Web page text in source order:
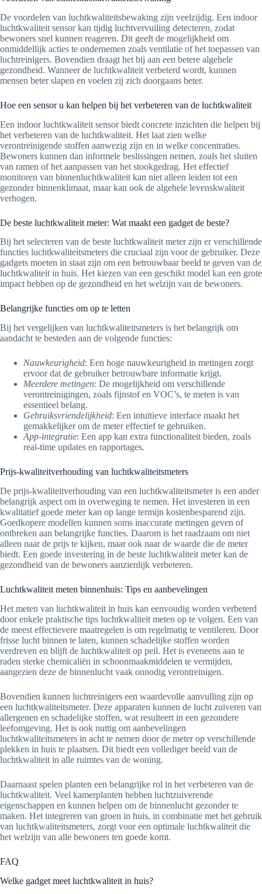
De voordelen van luchtkwaliteitsbewaking zijn veelzijdig. Een indoor
luchtkwaliteit sensor kan tijdig luchtvervuiling detecteren, zodat
bewoners snel kunnen reageren. Dit geeft de mogelijkheid om
onmiddellijk acties te ondernemen zoals ventilatie of het toepassen van
luchtreinigers. Bovendien draagt het bij aan een betere algehele
gezondheid. Wanneer de luchtkwaliteit verbeterd wordt, kunnen
mensen beter slapen en voelen zij zich doorgaans beter.
Hoe een sensor u kan helpen bij het verbeteren van de luchtkwaliteit
Een indoor luchtkwaliteit sensor biedt concrete inzichten die helpen bij
het verbeteren van de luchtkwaliteit. Het laat zien welke
verontreinigende stoffen aanwezig zijn en in welke concentraties.
Bewoners kunnen dan informele beslissingen nemen, zoals het sluiten
van ramen of het aanpassen van het stookgedrag. Het effectief
monitoren van binnenluchtkwaliteit kan niet alleen leiden tot een
gezonder binnenklimaat, maar kan ook de algehele levenskwaliteit
verhogen.
De beste luchtkwaliteit meter: Wat maakt een gadget de beste?
Bij het selecteren van de beste luchtkwaliteit meter zijn er verschillende
functies luchtkwaliteitsmeters die cruciaal zijn voor de gebruiker. Deze
gadgets moeten in staat zijn om een betrouwbaar beeld te geven van de
luchtkwaliteit in huis. Het kiezen van een geschikt model kan een grote
impact hebben op de gezondheid en het welzijn van de bewoners.
Belangrijke functies om op te letten
Bij het vergelijken van luchtkwaliteitsmeters is het belangrijk om
aandacht te besteden aan de volgende functies:
Nauwkeurigheid: Een hoge nauwkeurigheid in metingen zorgt
ervoor dat de gebruiker betrouwbare informatie krijgt.
Meerdere metingen: De mogelijkheid om verschillende
verontreinigingen, zoals fijnstof en VOC’s, te meten is van
essentieel belang.
Gebruiksvriendelijkheid: Een intuïtieve interface maakt het
gemakkelijker om de meter effectief te gebruiken.
App-integratie: Een app kan extra functionaliteit bieden, zoals
real-time updates en rapportages.
Prijs-kwaliteitverhouding van luchtkwaliteitsmeters
De prijs-kwaliteitverhouding van een luchtkwaliteitsmeter is een ander
belangrijk aspect om in overweging te nemen. Het investeren in een
kwalitatief goede meter kan op lange termijn kostenbesparend zijn.
Goedkopere modellen kunnen soms inaccurate metingen geven of
ontbreken aan belangrijke functies. Daarom is het raadzaam om niet
alleen naar de prijs te kijken, maar ook naar de waarde die de meter
biedt. Een goede investering in de beste luchtkwaliteit meter kan de
gezondheid van de bewoners aanzienlijk verbeteren.
Luchtkwaliteit meten binnenhuis: Tips en aanbevelingen
Het meten van luchtkwaliteit in huis kan eenvoudig worden verbeterd
door enkele praktische tips luchtkwaliteit meten op te volgen. Een van
de meest effectievere maatregelen is om regelmatig te ventileren. Door
frisse lucht binnen te laten, kunnen schadelijke stoffen worden
verdreven en blijft de luchtkwaliteit op peil. Het is eveneens aan te
raden sterke chemicaliën in schoonmaakmiddelen te vermijden,
aangezien deze de binnenlucht vaak onnodig verontreinigen.
Bovendien kunnen luchtreinigers een waardevolle aanvulling zijn op
een luchtkwaliteitsmeter. Deze apparaten kunnen de lucht zuiveren van
allergenen en schadelijke stoffen, wat resulteert in een gezondere
leefomgeving. Het is ook nuttig om aanbevelingen
luchtkwaliteitsmeters in acht te nemen door de meter op verschillende
plekken in huis te plaatsen. Dit biedt een vollediger beeld van de
luchtkwaliteit in alle ruimtes van de woning.
Daarnaast spelen planten een belangrijke rol in het verbeteren van de
luchtkwaliteit. Veel kamerplanten hebben luchtzuiverende
eigenschappen en kunnen helpen om de binnenlucht gezonder te
maken. Het integreren van groen in huis, in combinatie met het gebruik
van luchtkwaliteitsmeters, zorgt voor een optimale luchtkwaliteit die
het welzijn van alle bewoners ten goede komt.
FAQ
Welke gadget meet luchtkwaliteit in huis?